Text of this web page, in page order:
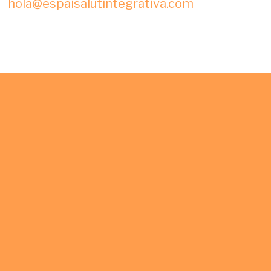
hola@espaisalutintegrativa.com